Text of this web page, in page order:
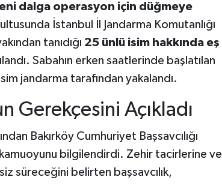
dalga operasyon için düğmeye
İstanbul İl Jandarma Komutanlığı
tanıdığı 25 ünlü isim hakkında eş
Sabahın erken saatlerinde başlatılan
jandarma tarafından yakalandı.
Gerekçesini Açıkladı
Bakırköy Cumhuriyet Başsavcılığı
kamuoyunu bilgilendirdi. Zehir tacirlerine ve
süreceğini belirten başsavcılık,